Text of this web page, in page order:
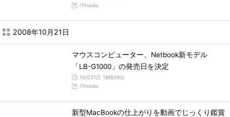
ITmedia
2008年10月21日
マウスコンピューター、Netbook新モデル
「LB-G1000」の発売日を決定
10月21日 18時09分
ITmedia
新型MacBookの仕上がりを動画でじっくり鑑賞